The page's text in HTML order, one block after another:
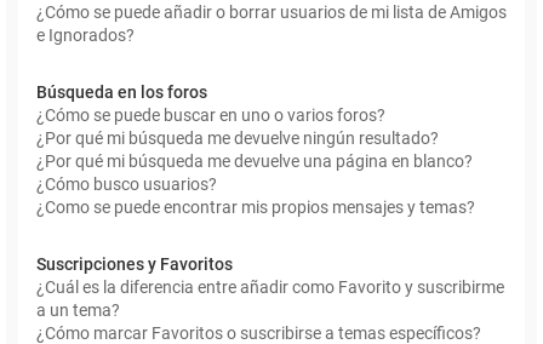
¿Cómo se puede añadir o borrar usuarios de mi lista de Amigos
e Ignorados?
Búsqueda en los foros
¿Cómo se puede buscar en uno o varios foros?
¿Por qué mi búsqueda me devuelve ningún resultado?
¿Por qué mi búsqueda me devuelve una página en blanco?
¿Cómo busco usuarios?
¿Como se puede encontrar mis propios mensajes y temas?
Suscripciones y Favoritos
¿Cuál es la diferencia entre añadir como Favorito y suscribirme
a un tema?
¿Cómo marcar Favoritos o suscribirse a temas específicos?